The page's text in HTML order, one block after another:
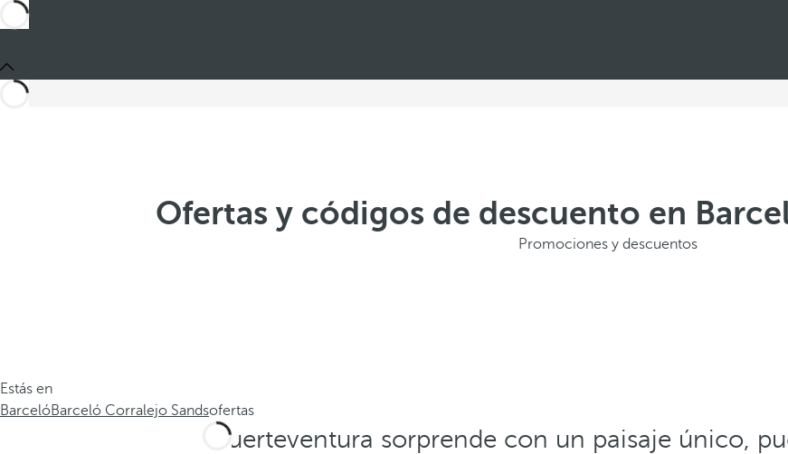
Ofertas y códigos de descuento en
Promociones y descuentos
Estás en
BarcelóBarceló Corralejo Sandsofertas
Fuerteventura sorprende con un paisaje único,